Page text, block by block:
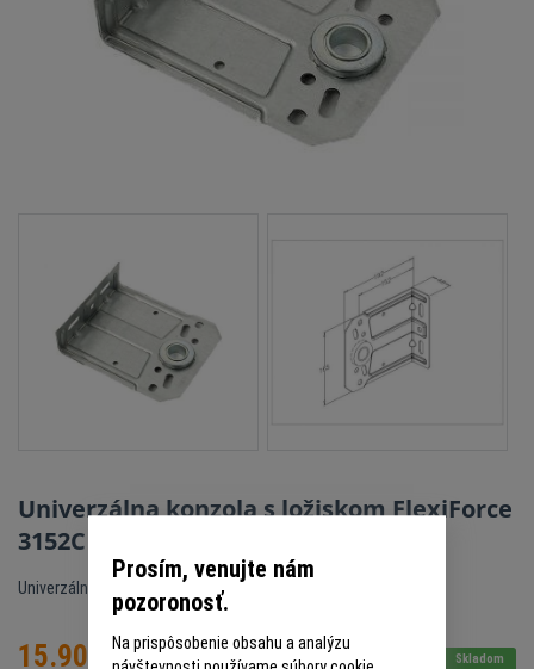
Univerzálna konzola s ložiskom FlexiForce
3152C
Univerzálna konzola s ložiskom
15.90 s DPH Skladom
Prosím, venujte nám
pozoronosť.
Na prispôsobenie obsahu a analýzu